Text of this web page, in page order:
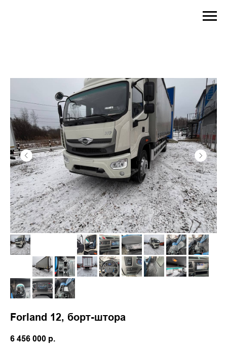
Forland 12, борт-штора
6 456 000 р.